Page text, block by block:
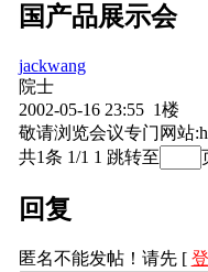
国产品展示会
jackwang
院士
2002-05-16 23:55 1楼
敬请浏览会议专门网站
共1条 1/1 1 跳转至
回复
匿名不能发帖！请先 [